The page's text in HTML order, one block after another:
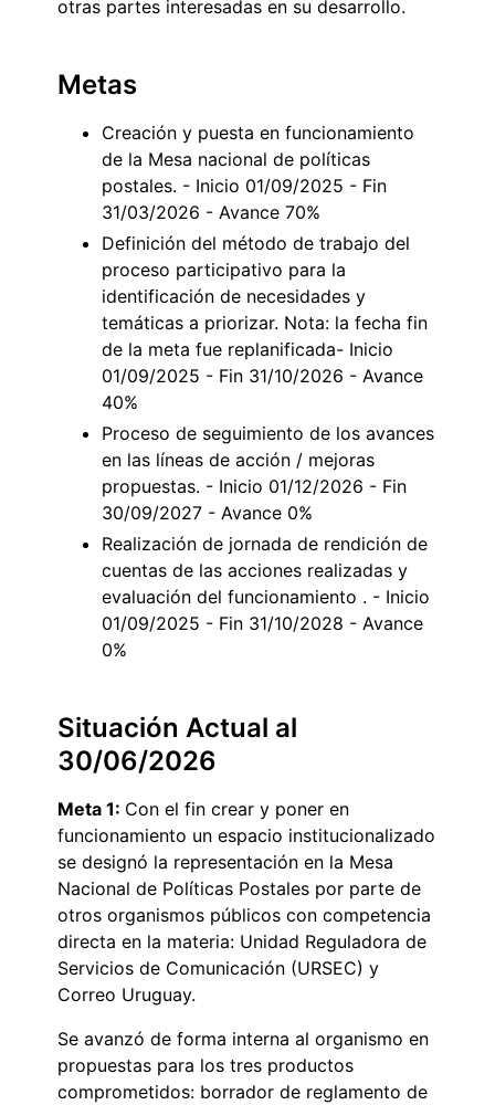
otras partes interesadas en su desarrollo.
Metas
Creación y puesta en funcionamiento
de la Mesa nacional de políticas
postales. - Inicio 01/09/2025 - Fin
31/03/2026 - Avance 70%
Definición del método de trabajo del
proceso participativo para la
identificación de necesidades y
temáticas a priorizar. Nota: la fecha fin
de la meta fue replanificada- Inicio
01/09/2025 - Fin 31/10/2026 - Avance
40%
Proceso de seguimiento de los avances
en las líneas de acción / mejoras
propuestas. - Inicio 01/12/2026 - Fin
30/09/2027 - Avance 0%
Realización de jornada de rendición de
cuentas de las acciones realizadas y
evaluación del funcionamiento . - Inicio
01/09/2025 - Fin 31/10/2028 - Avance
0%
Situación Actual al
30/06/2026
Meta 1: Con el fin crear y poner en
funcionamiento un espacio institucionalizado
se designó la representación en la Mesa
Nacional de Políticas Postales por parte de
otros organismos públicos con competencia
directa en la materia: Unidad Reguladora de
Servicios de Comunicación (URSEC) y
Correo Uruguay.
Se avanzó de forma interna al organismo en
propuestas para los tres productos
comprometidos: borrador de reglamento de